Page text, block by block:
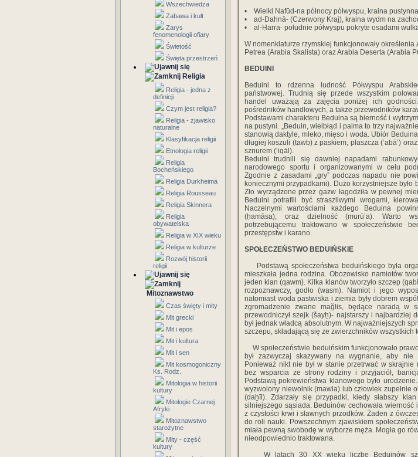
Wszechwiedza
Zabawa i kult
Zarys
fenomenologii ofiary
Świetość
Święta przestrzeń
Religia
Religia - jedna z
definicji
Czym jest religia?
Religia - zjawisko
naturalne
Klasyfikacja religii
Etnologia religii
Religia
Bocheńskiego
Religia Durkheima
Religia Rousseau
Religia Skinnera
Religia
obywatelska
Religia w XIX wieku
Religia w kulturze
Rozwój historii
religii
Mitoznawstwo
Czas święty i mity
Mit grecki
Mit i epos
Mit i kultura
Mit i sen
Mit kosmogoniczny
Ks. Rodz.
Mitologia w historii
kultury
Mitologie Czarnej
Afryki
Mitoznawstwo
starożytne
Mity - część
kultury
• Wielki Nafūd-na północy półwyspu, kraina
• ad-Dahnā- (Czerwony Kraj), kraina wydm na
• al-Ḥarra- południe półwyspu pokryte osadami
W nomenklaturze rzymskiej funkcjonowały
Petrea (Arabia Skalista) oraz Arabia Deserta (Arabia
BEDUINI
Beduini to rdzenna ludność Półwyspu
państwowej. Trudnią się przede wszystkim
handel uważają za zajęcia poniżej ich
pośredników handlowych, a także przewodników
Podstawami charakteru Beduina są bierność i
na pustyni. „Beduin, wielbłąd i palma to trzy
stanowią daktyle, mleko, mięso i woda. Ubiór
długiej koszuli (tawb) z paskiem, płaszcza (‘abā’)
sznurem (‘iqāl).
Beduini trudnili się dawniej napadami
narodowego sportu i organizowanymi w celu
Zgodnie z zasadami „gry” podczas napadu nie
koniecznymi przypadkami). Dużo korzystniejsze
Zło wyrządzone przez ġazw łagodziła w pewnej
Beduini potrafili być straszliwymi wrogami,
Naczelnymi wartościami każdego Beduina
(ḥamāsa), oraz dzielność (murū’a). Warto
potrzebującemu traktowano w społeczeństwie
przestępstw i karano.
SPOŁECZEŃSTWO BEDUIŃSKIE
Podstawą społeczeństwa beduińskiego była
mieszkała jedna rodzina. Obozowisko namiotów
jeden klan (qawm). Kilka klanów tworzyło szczep
rozpoznawczy, godło (wasm). Namiot i jego
natomiast woda pastwiska i ziemia były dobrem
zgromadzenie zwane mağlis, będące naradą w
przewodniczył szejk (šayẖ)- najstarszy i najbardziej
był jednak władcą absolutnym. W najważniejszych
szczepu, składającą się ze zwierzchników wszystkich
W społeczeństwie beduińskim funkcjonowało
był zazwyczaj skazywany na wygnanie, aby nie
Ponieważ nikt nie był w stanie przetrwać w
bez wsparcia ze strony rodziny i przyjaciół,
Podstawą pokrewieństwa klanowego było
wyzwolony niewolnik (mawla) lub człowiek zupełnie
(daẖīl). Zdarzały się przypadki, kiedy słabszy
silniejszego sąsiada. Beduinów cechowała
z czystości krwi i sławnych przodków. Żaden z
do roli nauki. Powszechnym zjawiskiem
miała pewną swobodę w wyborze męża. Mogła go
nieodpowiednio traktowana.
W latach 30 XX wieku liczbę Beduinów